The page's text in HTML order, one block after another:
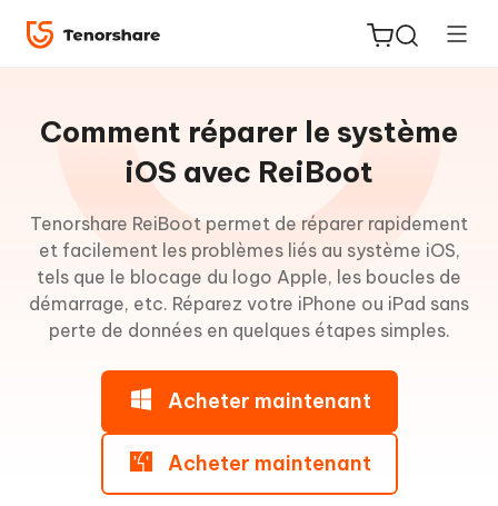
ReiBoot
for iOS
PDNob
PDF
Editor
New
iAnyGo
Comment réparer le système
iOS avec ReiBoot
Tenorshare ReiBoot permet de réparer rapidement
et facilement les problèmes liés au système iOS,
tels que le blocage du logo Apple, les boucles de
démarrage, etc. Réparez votre iPhone ou iPad sans
perte de données en quelques étapes simples.
Acheter maintenant
Acheter maintenant
pour
Entrer
en
mode
Recovery
Recovery